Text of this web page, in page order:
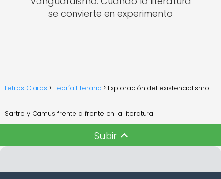
se convierte en experimento
Letras Claras Teoría Literaria Exploración del existencialismo:
Sartre y Camus frente a frente en la literatura
Subir